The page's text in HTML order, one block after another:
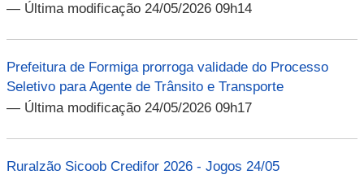
— Última modificação 24/05/2026 09h14
Prefeitura de Formiga prorroga validade do Processo
Seletivo para Agente de Trânsito e Transporte
— Última modificação 24/05/2026 09h17
Ruralzão Sicoob Credifor 2026 - Jogos 24/05